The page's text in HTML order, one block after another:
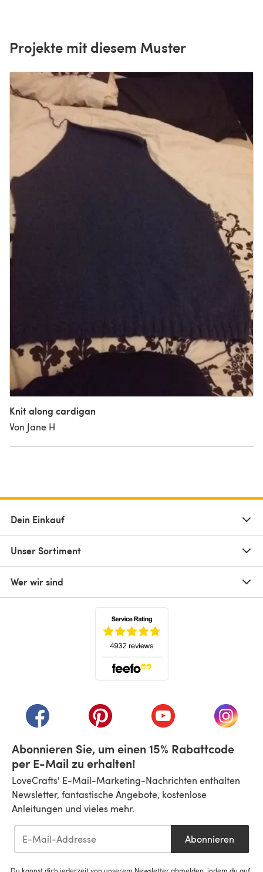
Projekte mit diesem Muster
Knit along cardigan
Von Jane H
Dein Einkauf
Unser Sortiment
Wer wir sind
(öffnet sich in einem neuen Tab)
(öffnet sich in einem neuen Tab)
(öffnet sich in einem
(öffnet
Abonnieren Sie, um einen 15% Rabattcode
per E-Mail zu erhalten!
LoveCrafts' E-Mail-Marketing-Nachrichten enthalten
Newsletter, fantastische Angebote, kostenlose
Anleitungen und vieles mehr.
Abonnieren